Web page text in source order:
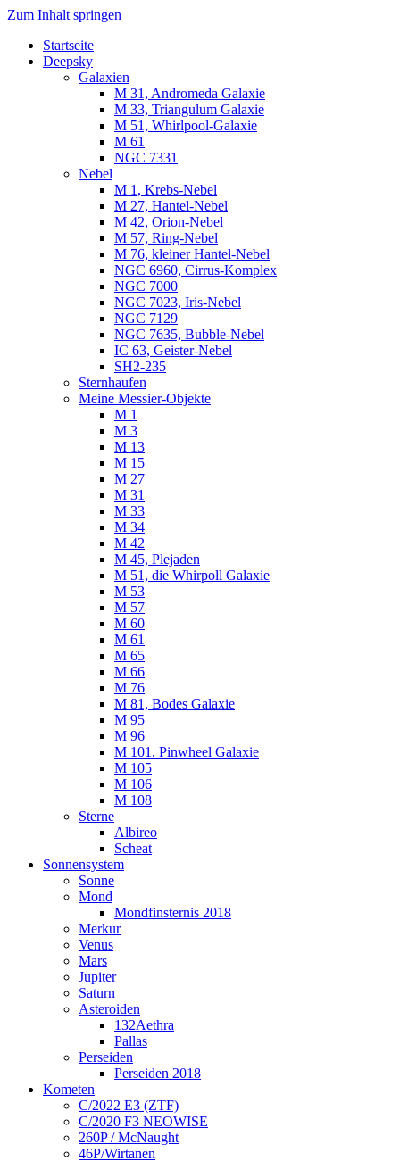
Zum Inhalt springen
Luvima – Astrofotografie
Astrofotografie in Norddeutschland
Startseite
Deepsky
Galaxien
M 31, Andromeda Galaxie
M 33, Triangulum Galaxie
M 51, Whirlpool-Galaxie
M 61
NGC 7331
Nebel
M 1, Krebs-Nebel
M 27, Hantel-Nebel
M 42, Orion-Nebel
M 57, Ring-Nebel
M 76, kleiner Hantel-Nebel
NGC 6960, Cirrus-Komplex
NGC 7000
NGC 7023, Iris-Nebel
NGC 7129
NGC 7635, Bubble-Nebel
IC 63, Geister-Nebel
SH2-235
Sternhaufen
Meine Messier-Objekte
M 1
M 3
M 13
M 15
M 27
M 31
M 33
M 34
M 42
M 45, Plejaden
M 51, die Whirpoll Galaxie
M 53
M 57
M 60
M 61
M 65
M 66
M 76
M 81, Bodes Galaxie
M 95
M 96
M 101. Pinwheel Galaxie
M 105
M 106
M 108
Sterne
Albireo
Scheat
Sonnensystem
Sonne
Mond
Mondfinsternis 2018
Merkur
Venus
Mars
Jupiter
Saturn
Asteroiden
132Aethra
Pallas
Perseiden
Perseiden 2018
Kometen
C/2022 E3 (ZTF)
C/2020 F3 NEOWISE
260P / McNaught
46P/Wirtanen